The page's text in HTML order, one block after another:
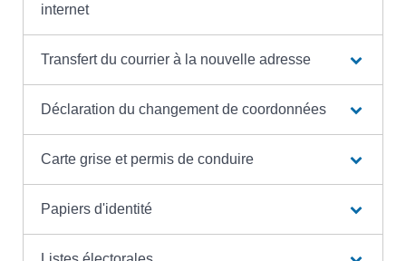
internet
Transfert du courrier à la nouvelle adresse
Déclaration du changement de coordonnées
Carte grise et permis de conduire
Papiers d'identité